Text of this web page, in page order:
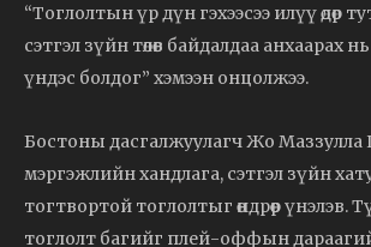
“Тоглолтын үр дүн гэхээсээ илүү өдөр
сэтгэл зүйн төлөв байдалдаа анхаарах
үндэс болдог” хэмээн онцолжээ.
Бостоны дасгалжуулагч Жо
мэргэжлийн хандлага, сэтгэл зүйн
тогтвортой тоглолтыг өндрөөр үнэлэв.
тоглолт багийг плей-оффын